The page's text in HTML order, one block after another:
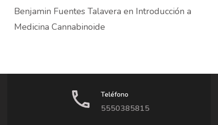
Benjamin Fuentes Talavera en Introducción a
Medicina Cannabinoide
Teléfono
5550385815